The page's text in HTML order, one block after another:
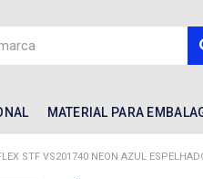
MATERIAL PARA
STF VS201740 NEON AZUL